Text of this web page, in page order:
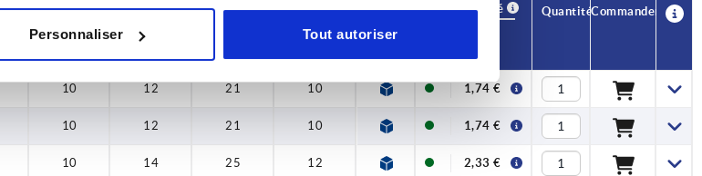
Personnaliser Tout autoriser
H1
CAO
Disponibilité
QuantitéCommander
10 12 21 10 1,74 €
10 12 21 10 1,74 €
10 14 25 12 2,33 €